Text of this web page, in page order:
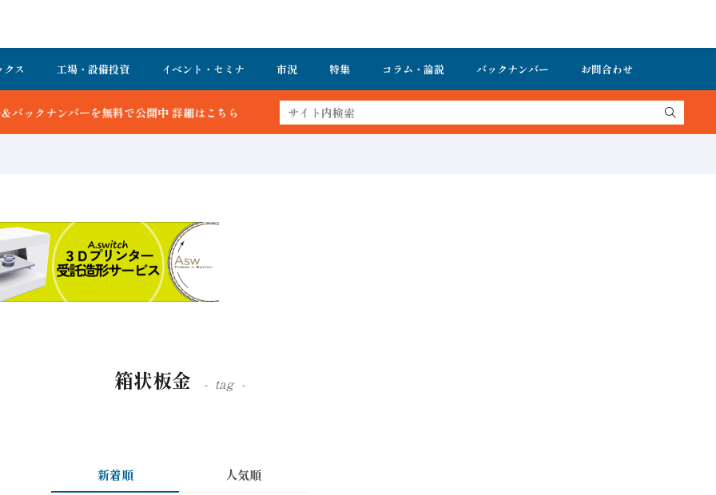
ス 工場・設備投資 イベント・セミナ 市況 特集 コラム・論説 バックナンバー お問合わせ
中 詳細はこちら
箱状板金 tag
新着順 人気順